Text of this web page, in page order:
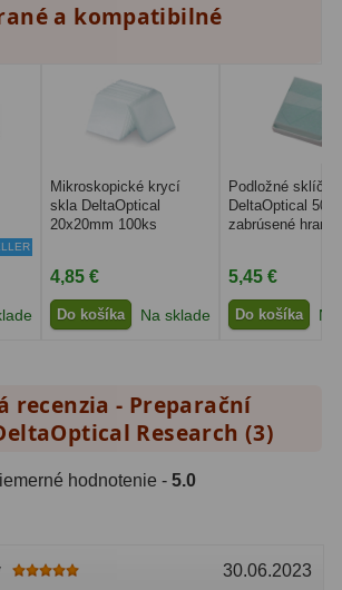
16
13
26
44
a kompatibilné
Mikroskopické krycí
skla DeltaOptical
20x20mm 100ks
4,85 €
Do košíka Na sklade
Podložné sklíčka
DeltaOptical 50ks
zabrúsené hrany
5,45 €
Do košíka
recenzia - Preparační
Research (3)
hodnotenie - 5.0
30.06.2023